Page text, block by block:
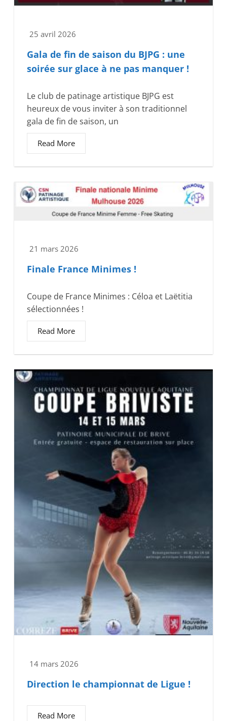
25 avril 2026
Gala de fin de saison du BJPG : une
soirée sur glace à ne pas manquer !
Le club de patinage artistique BJPG est
heureux de vous inviter à son traditionnel
gala de fin de saison, un
Read More
21 mars 2026
Finale France Minimes !
Coupe de France Minimes : Céloa et Laëtitia
sélectionnées !
Read More
14 mars 2026
Direction le championnat de Ligue !
Read More